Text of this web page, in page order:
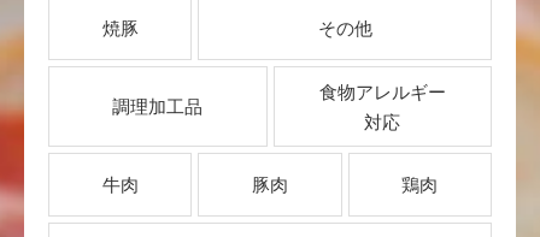
焼豚 その他
調理加工品
食物アレルギー
対応
牛肉 豚肉 鶏肉